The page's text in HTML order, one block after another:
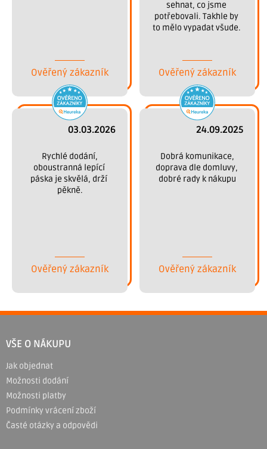
Ověřený zákazník
sehnat, co jsme
potřebovali. Takhle by
to mělo vypadat všude.
Ověřený zákazník
03.03.2026
oboustranná lepící
páska je skvělá, drží
pěkně.
Ověřený zákazník
24.09.2025
doprava dle domluvy,
dobré rady k nákupu
Ověřený zákazník
á
a
VŠE O NÁKUPU
Jak objednat
Možnosti dodání
Možnosti platby
Podmínky vrácení zboží
Časté otázky a odpovědi